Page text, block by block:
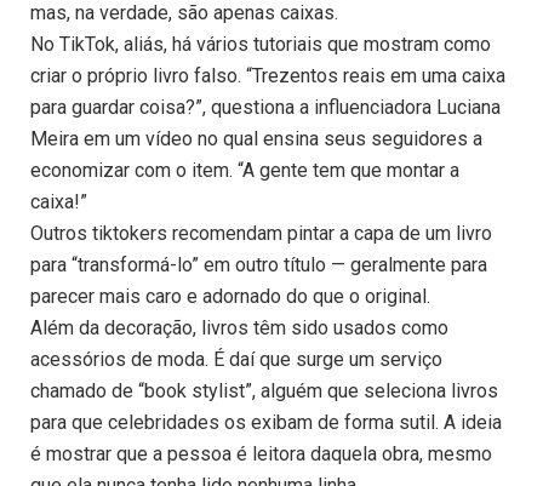
mas, na verdade, são apenas caixas.
No TikTok, aliás, há vários tutoriais que mostram como
criar o próprio livro falso. “Trezentos reais em uma caixa
para guardar coisa?”, questiona a influenciadora Luciana
Meira em um vídeo no qual ensina seus seguidores a
economizar com o item. “A gente tem que montar a
caixa!”
Outros tiktokers recomendam pintar a capa de um livro
para “transformá-lo” em outro título — geralmente para
parecer mais caro e adornado do que o original.
Além da decoração, livros têm sido usados como
acessórios de moda. É daí que surge um serviço
chamado de “book stylist”, alguém que seleciona livros
para que celebridades os exibam de forma sutil. A ideia
é mostrar que a pessoa é leitora daquela obra, mesmo